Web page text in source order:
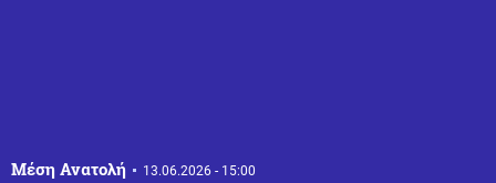
Μέση Ανατολή 13.06.2026 - 15:00